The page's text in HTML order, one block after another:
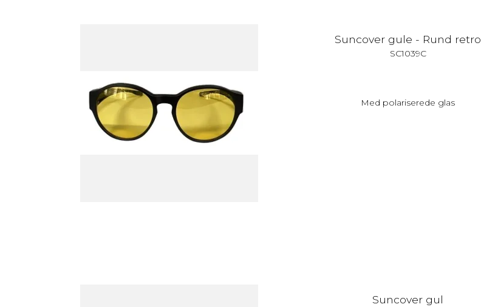
Suncover gule - Rund retro
SC1039C
Med polariserede glas
Suncover gul